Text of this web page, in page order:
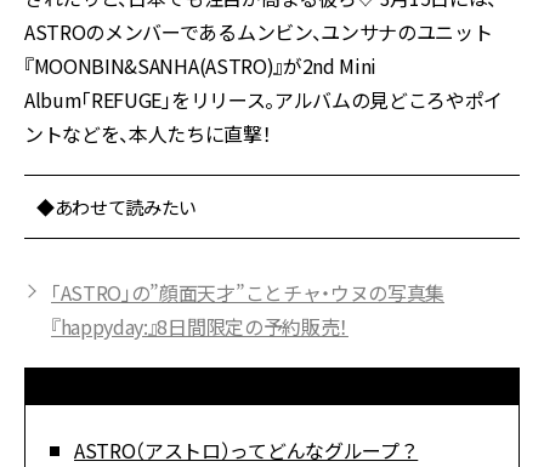
ASTROのメンバーであるムンビン、ユンサナのユニット
『MOONBIN&SANHA(ASTRO)』が2nd Mini
Album「REFUGE」をリリース。アルバムの見どころやポイ
ントなどを、本人たちに直撃！
◆あわせて読みたい
「ASTRO」の”顔面天才”ことチャ・ウヌの写真集
『happyday:』8日間限定の予約販売！
ASTRO（アストロ）ってどんなグループ？